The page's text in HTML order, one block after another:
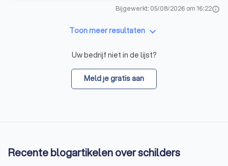
Bijgewerkt: 05/08/2026 om 16:22info
Toon meer resultaten keyboard_arrow_down
Uw bedrijf niet in de lijst?
Meld je gratis aan
Recente blogartikelen over schilders